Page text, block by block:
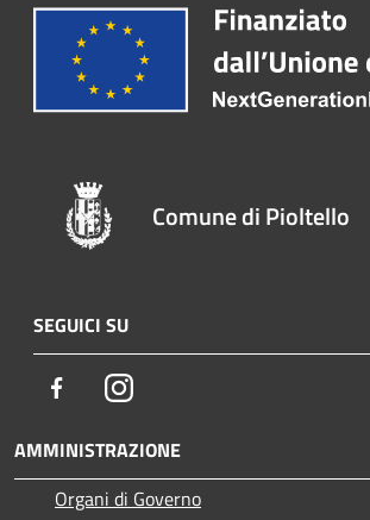
Comune di Pioltello
SEGUICI SU
FacebookInstagram
AMMINISTRAZIONE
Organi di Governo